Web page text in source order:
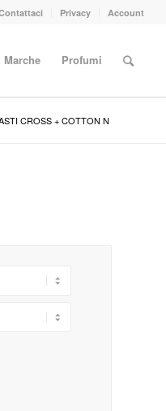
Privacy Account
Marche Profumi
CROSS + COTTON N